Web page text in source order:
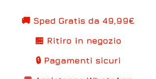
🚚 Sped Gratis da 49,99€
🏪 Ritiro in negozio
🔒 Pagamenti sicuri